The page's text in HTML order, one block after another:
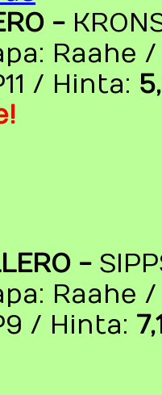
-
Raahe
/ Hinta:
-
Raahe
/ Hinta: